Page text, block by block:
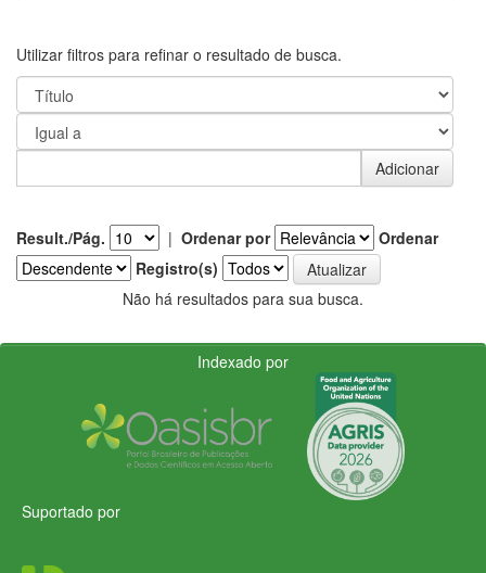
Utilizar filtros para refinar o resultado de busca.
Result./Pág. | Ordenar por
Ordenar
Registro(s)
Não há resultados para sua busca.
Indexado por
Suportado por